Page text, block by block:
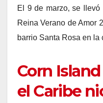
El 9 de marzo, se llevó
Reina Verano de Amor
barrio Santa Rosa en
Corn
el Caribe